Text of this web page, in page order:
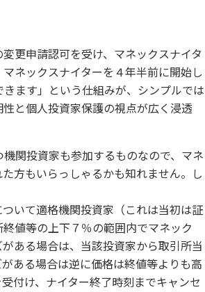
更申請認可を受け、マネックスナイタ
ネックスナイターを４年半前に開始し
ます」という仕組みが、シンプルでは
と個人投資家保護の視点が広く浸透
関投資家も参加するものなので、マネ
方もいらっしゃるかも知れません。し
いて適格機関投資家（これは当初は証
値等の上下７％の範囲内でマネック
ある場合は、当該投資家から取引所当
ある場合は逆に価格は終値等よりも高
付け、ナイター終了時刻までキャンセ